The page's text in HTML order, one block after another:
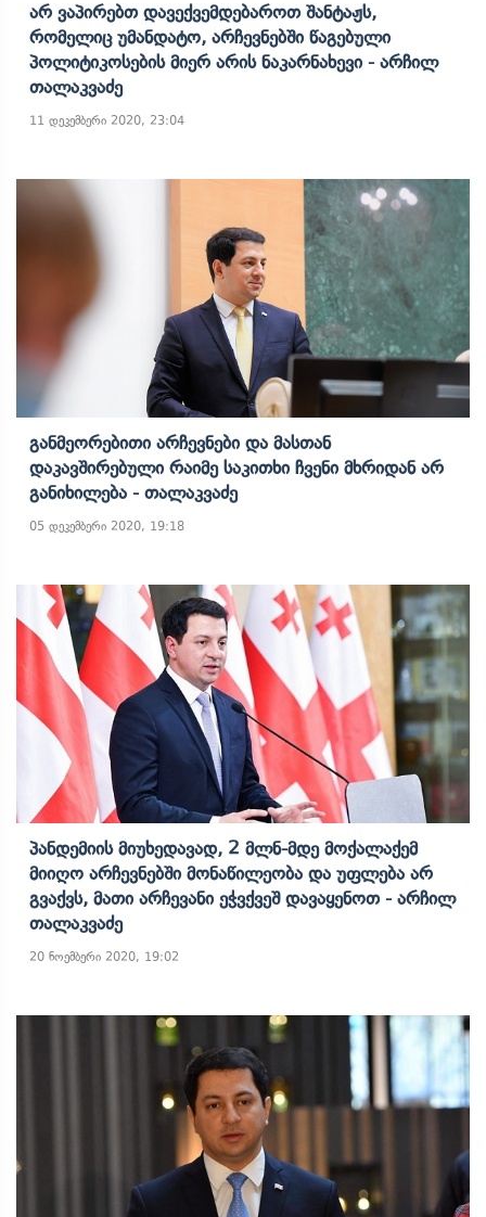
Არ Ვაპირებთ Დავექვემდებაროთ Შანტაჟს,
Რომელიც Უმანდატო, Არჩევნებში Წაგებული
Პოლიტიკოსების Მიერ Არის Ნაკარნახევი - Არჩილ
Თალაკვაძე
11 დეკემბერი 2020, 23:04
Განმეორებითი Არჩევნები Და Მასთან
Დაკავშირებული Რაიმე Საკითხი Ჩვენი Მხრიდან Არ
Განიხილება - Თალაკვაძე
05 დეკემბერი 2020, 19:18
Პანდემიის Მიუხედავად, 2 Მლნ-Მდე Მოქალაქემ
Მიიღო Არჩევნებში Მონაწილეობა Და Უფლება Არ
Გვაქვს, Მათი Არჩევანი Ეჭვქვეშ Დავაყენოთ - Არჩილ
Თალაკვაძე
20 ნოემბერი 2020, 19:02